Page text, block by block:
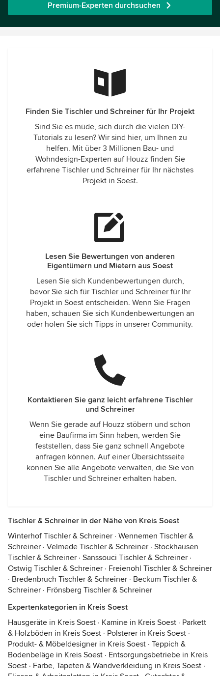
Premium-Experten durchsuchen
Finden Sie Tischler und Schreiner für Ihr Projekt
Sind Sie es müde, sich durch die vielen DIY-
Tutorials zu lesen? Wir sind hier, um Ihnen zu
helfen. Mit über 3 Millionen Bau- und
Wohndesign-Experten auf Houzz finden Sie
erfahrene Tischler und Schreiner für Ihr nächstes
Projekt in Soest.
Lesen Sie Bewertungen von anderen
Eigentümern und Mietern aus Soest
Lesen Sie sich Kundenbewertungen durch,
bevor Sie sich für Tischler und Schreiner für Ihr
Projekt in Soest entscheiden. Wenn Sie Fragen
haben, schauen Sie sich Kundenbewertungen an
oder holen Sie sich Tipps in unserer Community.
Kontaktieren Sie ganz leicht erfahrene Tischler
und Schreiner
Wenn Sie gerade auf Houzz stöbern und schon
eine Baufirma im Sinn haben, werden Sie
feststellen, dass Sie ganz schnell Angebote
anfragen können. Auf einer Übersichtsseite
können Sie alle Angebote verwalten, die Sie von
Tischler und Schreiner erhalten haben.
Tischler & Schreiner in der Nähe von Kreis Soest
Winterhof Tischler & Schreiner · Wennemen Tischler &
Schreiner · Velmede Tischler & Schreiner · Stockhausen
Tischler & Schreiner · Sanssouci Tischler & Schreiner ·
Ostwig Tischler & Schreiner · Freienohl Tischler & Schreiner
· Bredenbruch Tischler & Schreiner · Beckum Tischler &
Schreiner · Frönsberg Tischler & Schreiner
Expertenkategorien in Kreis Soest
Hausgeräte in Kreis Soest · Kamine in Kreis Soest · Parkett
& Holzböden in Kreis Soest · Polsterer in Kreis Soest ·
Produkt- & Möbeldesigner in Kreis Soest · Teppich &
Bodenbeläge in Kreis Soest · Entsorgungsbetriebe in Kreis
Soest · Farbe, Tapeten & Wandverkleidung in Kreis Soest ·